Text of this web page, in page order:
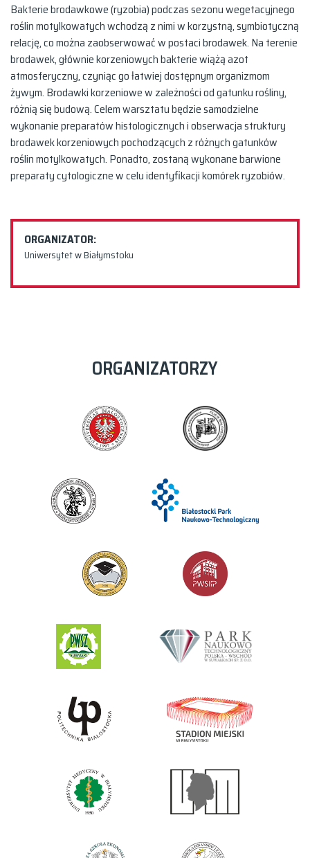
Bakterie brodawkowe (ryzobia) podczas sezonu wegetacyjnego
roślin motylkowatych wchodzą z nimi w korzystną, symbiotyczną
relację, co można zaobserwować w postaci brodawek. Na terenie
brodawek, głównie korzeniowych bakterie wiążą azot
atmosferyczny, czyniąc go łatwiej dostępnym organizmom
żywym. Brodawki korzeniowe w zależności od gatunku rośliny,
różnią się budową. Celem warsztatu będzie samodzielne
wykonanie preparatów histologicznych i obserwacja struktury
brodawek korzeniowych pochodzących z różnych gatunków
roślin motylkowatych. Ponadto, zostaną wykonane barwione
preparaty cytologiczne w celu identyfikacji komórek ryzobiów.
ORGANIZATOR:
Uniwersytet w Białymstoku
ORGANIZATORZY